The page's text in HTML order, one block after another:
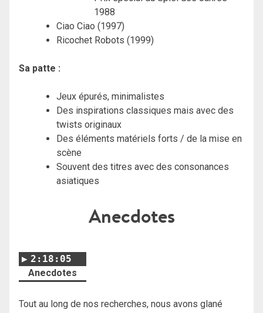
1988
Ciao Ciao (1997)
Ricochet Robots (1999)
Sa patte :
Jeux épurés, minimalistes
Des inspirations classiques mais avec des
twists originaux
Des éléments matériels forts / de la mise en
scène
Souvent des titres avec des consonances
asiatiques
Anecdotes
2:18:05
Anecdotes
Tout au long de nos recherches, nous avons glané